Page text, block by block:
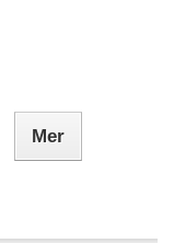
Mer